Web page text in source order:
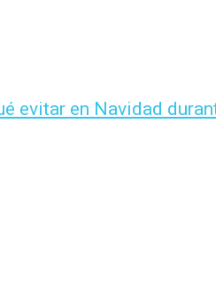
evitar en Navidad